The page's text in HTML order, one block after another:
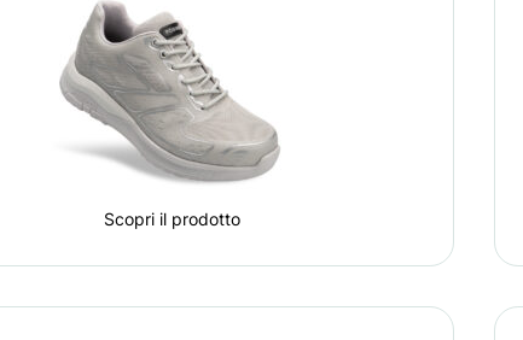
Scopri il prodotto